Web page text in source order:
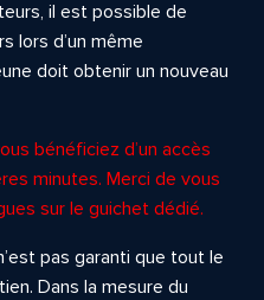
il est possible de
lors d’un même
doit obtenir un nouveau
bénéficiez d’un accès
minutes. Merci de vous
sur le guichet dédié.
pas garanti que tout le
Dans la mesure du